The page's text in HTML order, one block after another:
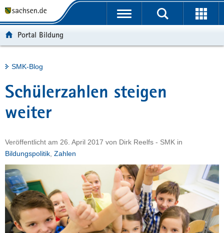
t
b
e
r
g
e
i
f
e
n
d
e
N
u
n
h
a
l
e
v
c
e
Portalübergreifende
Portal Bildung
Hauptinhalt
SMK-Blog
Schülerzahlen steigen
weiter
Veröffentlicht am 26. April 2017 von Dirk Reelfs - SMK in
Bildungspolitik Zahlen